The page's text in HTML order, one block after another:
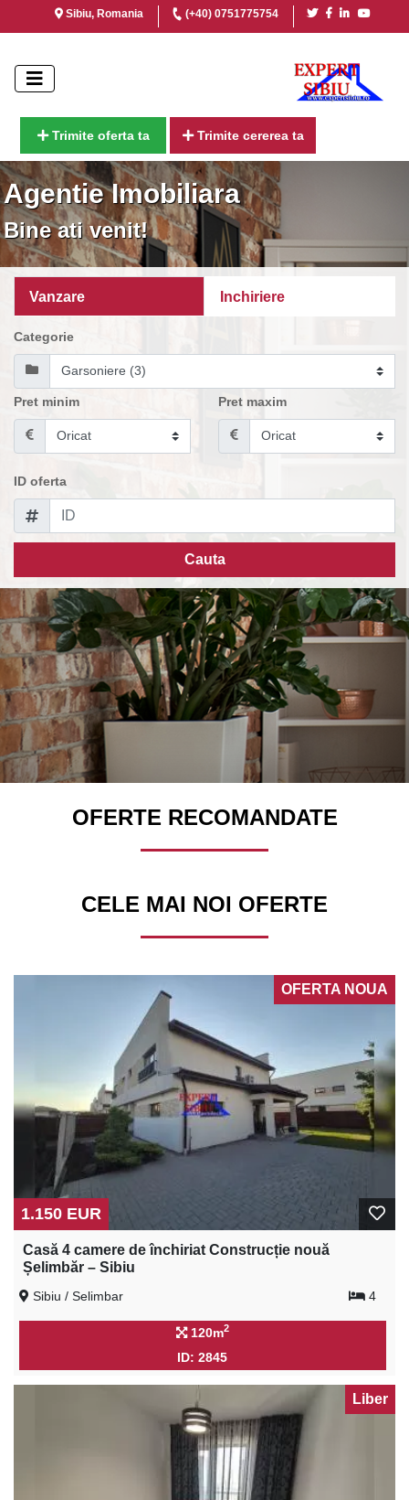
Sibiu, Romania (+40) 0751775754
Trimite oferta ta Trimite cererea ta
Agentie Imobiliara
Bine ati venit!
Vanzare Inchiriere
Categorie
Pret minim Pret maxim
ID oferta
Cauta
OFERTE RECOMANDATE
CELE MAI NOI OFERTE
OFERTA NOUA
1.150 EUR
Casă 4 camere de închiriat Construcție nouă
Șelimbăr – Sibiu
Sibiu / Selimbar 4
120m2
ID: 2845
Liber